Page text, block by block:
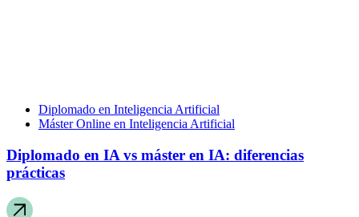
Diplomado en Inteligencia Artificial
Máster Online en Inteligencia Artificial
Diplomado en IA vs máster en IA: diferencias
prácticas